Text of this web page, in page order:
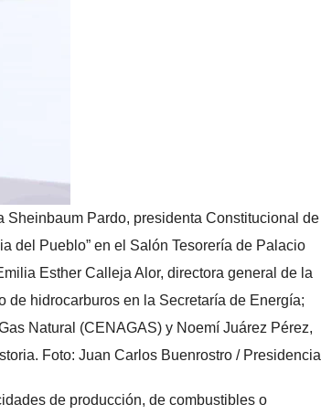
Pardo, presidenta Constitucional de
del Pueblo” en el Salón Tesorería de Palacio
Esther Calleja Alor, directora general de la
hidrocarburos en la Secretaría de Energía;
Natural (CENAGAS) y Noemí Juárez Pérez,
Foto: Juan Carlos Buenrostro / Presidencia
de producción, de combustibles o